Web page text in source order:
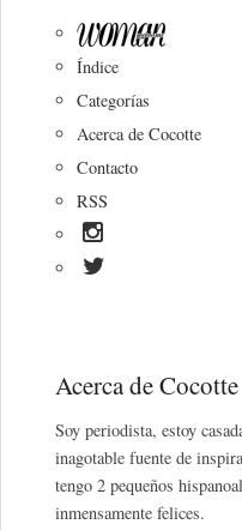
Índice
Categorías
Acerca de Cocotte
Contacto
RSS
Acerca de Cocotte
Soy periodista, estoy
inagotable fuente de
tengo 2 pequeños
inmensamente felices.